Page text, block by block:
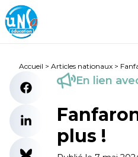
Accueil > Articles nationaux >
En lien
plus !